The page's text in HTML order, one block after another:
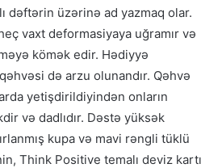
dəftərin üzərinə ad yazmaq olar.
vaxt deformasiyaya uğramır və
kömək edir. Hədiyyə
də arzu olunandır. Qəhvə
yetişdirildiyindən onların
və dadlıdır. Dəstə yüksək
kupa və mavi rəngli tüklü
Think Positive temalı deviz kartı